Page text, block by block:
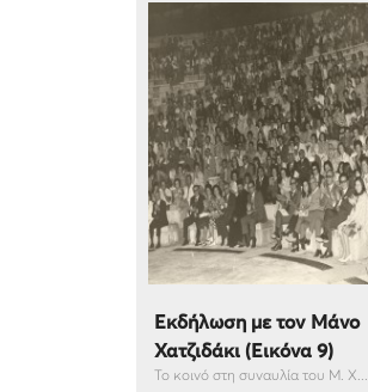
Εκδήλωση με τον Μάνο
Χατζιδάκι (Εικόνα 9)
Το κοινό στη συναυλία του Μ. Χ...